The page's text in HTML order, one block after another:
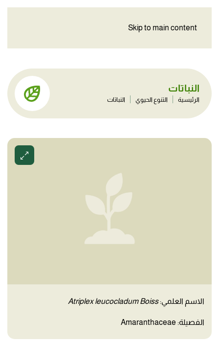
Skip to main content
النباتات
الرئيسية التنوع الحيوي النباتات
الاسم العلمي:Atriplex leucocladum Boiss
الفصيلة: Amaranthaceae